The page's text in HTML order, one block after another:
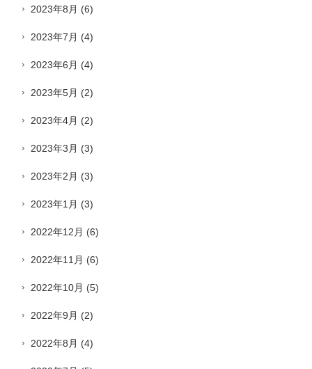
2023年8月 (6)
2023年7月 (4)
2023年6月 (4)
2023年5月 (2)
2023年4月 (2)
2023年3月 (3)
2023年2月 (3)
2023年1月 (3)
2022年12月 (6)
2022年11月 (6)
2022年10月 (5)
2022年9月 (2)
2022年8月 (4)